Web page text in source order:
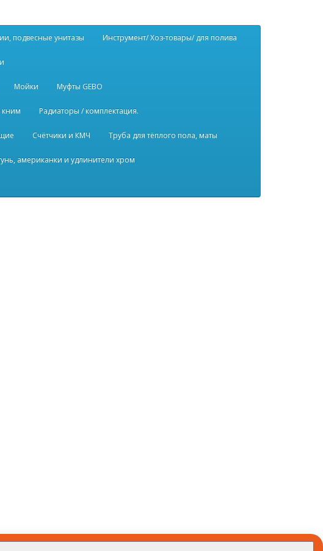
подвесные унитазы Инструмент/ Хоз-товары/ для полива
Мойки Муфты GEBO
кним Радиаторы / комплектация.
Счётчики и КМЧ Труба для тёплого пола, маты
американки и удлинители хром